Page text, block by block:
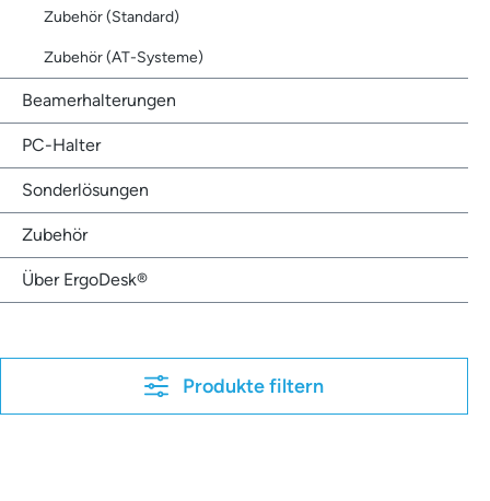
Zubehör (Standard)
Zubehör (AT-Systeme)
Beamerhalterungen
PC-Halter
Sonderlösungen
Zubehör
Über ErgoDesk®
Produkte filtern